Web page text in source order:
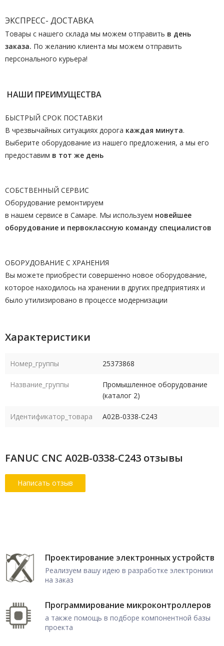
ЭКСПРЕСС- ДОСТАВКА
Товары с нашего склада мы можем отправить в день
заказа. По желанию клиента мы можем отправить
персонального курьера!
НАШИ ПРЕИМУЩЕСТВА
БЫСТРЫЙ СРОК ПОСТАВКИ
В чрезвычайных ситуациях дорога каждая минута.
Выберите оборудование из нашего предложения, а мы его
предоставим в тот же день
СОБСТВЕННЫЙ СЕРВИС
Оборудование ремонтируем
в нашем сервисе в Самаре. Мы используем новейшее
оборудование и первоклассную команду специалистов
ОБОРУДОВАНИЕ С ХРАНЕНИЯ
Вы можете приобрести совершенно новое оборудование,
которое находилось на хранении в других предприятиях и
было утилизировано в процессе модернизации
Характеристики
Номер_группы 25373868
Название_группы
Промышленное оборудование
(каталог 2)
Идентификатор_товара A02B-0338-C243
FANUC CNC A02B-0338-C243 отзывы
Проектирование электронных устройств
Реализуем вашу идею в разработке электроники
на заказ
Программирование микроконтроллеров
а также помощь в подборе компонентной базы
проекта